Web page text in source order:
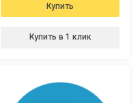
Купить
Купить в 1 клик